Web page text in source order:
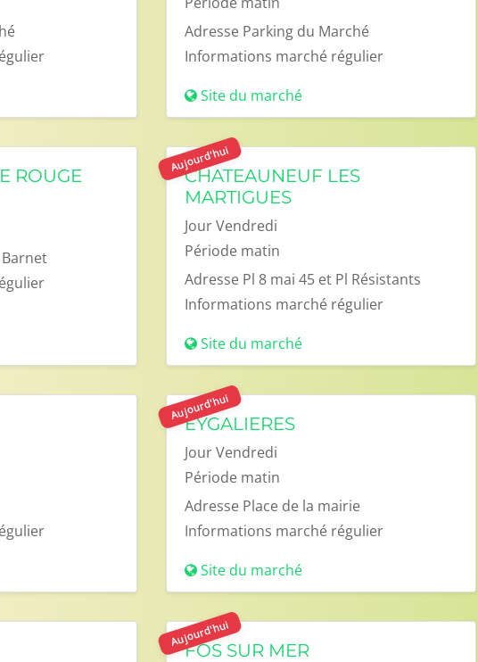
Adresse Parking du Marché
Informations marché régulier
Site du marché
ROUGE
Aujourd'hui
CHATEAUNEUF LES
MARTIGUES
JourVendredi
Période matin
Adresse Pl 8 mai 45 et Pl Résistants
Informations marché régulier
Site du marché
Aujourd'hui
EYGALIERES
JourVendredi
Période matin
Adresse Place de la mairie
Informations marché régulier
Site du marché
Aujourd'hui
FOS SUR MER